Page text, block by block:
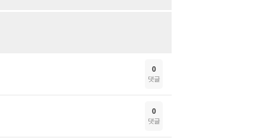
0
댓글
0
댓글